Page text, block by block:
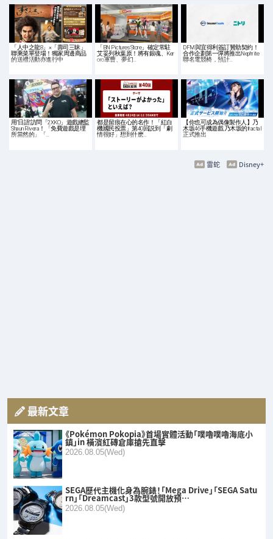
「人中之龍8」×「壽司三昧」
聯乘菜單登場！獨家周邊商品
的送禮活動亦進行中
「BN Pictures Store」確定常駐
艾妥列秋葉原！將有銀魂、Ker
oro軍曹、夢幻…
DFM與宜得利簽訂贊助契約！
合作企劃第一彈將推出Nephrite
聯名電競椅，預計…
用“日語”訪問「2XKO」遊戲總監
Shaun Rivera！「免費遊戲是理
所當然的」「…
都是留痕在心的名作！「紅白
機國民投票」第40回説到「劇
情很好」想到什麽…
【你也可成為偶像製作人】乃
木坂46手機遊戲 乃木坂的fractal
正式推出
Disney+
雷蛇
最新文章
《Pokémon Pokopia》首場實體活動「噗嚕噗嚕海底小
鎮」in 橫濱紅磚倉庫搶先直擊
2026.08.05(Wed)
SEGA歷代主機化身為腕錶！「Mega Drive」「SEGA Satu
rn」「Dreamcast」3款型號開放預…
2026.08.05(Wed)